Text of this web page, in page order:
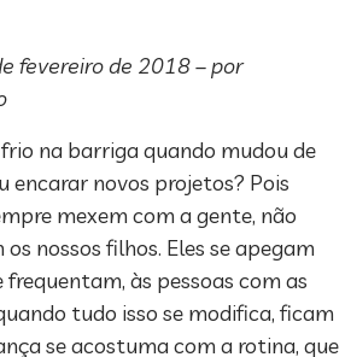
fevereiro de 2018 – por
na barriga quando mudou de
encarar novos projetos? Pois
mexem com a gente, não
nossos filhos. Eles se apegam
às pessoas com as
tudo isso se modifica, ficam
se acostuma com a rotina, que